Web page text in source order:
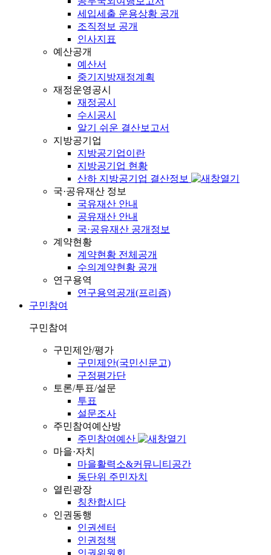
세입세출 운용상황 공개
조직정보 공개
인사지표
예산공개
예산서
중기지방재정계획
재정운영공시
재정공시
수시공시
알기 쉬운 결산보고서
지방공기업
지방공기업이란
지방공기업 현황
산하 지방공기업 결산정보
국·공유재산 정보
국유재산 안내
공유재산 안내
국·공유재산 공개정보
계약현황
계약현황 전체공개
수의계약현황 공개
연구용역
연구용역공개(프리즘)
구민참여
구민참여
구민제안/평가
구민제안(국민신문고)
구정평가단
토론/투표/설문
투표
설문조사
주민참여예산방
주민참여예산
마을·자치
마을활력소&커뮤니티공간
동단위 주민자치
열린광장
칭찬합시다
인권동행
인권센터
인권정책
인권위원회